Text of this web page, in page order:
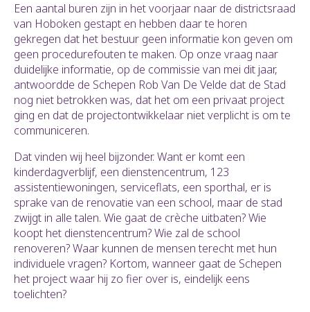
Een aantal buren zijn in het voorjaar naar de districtsraad
van Hoboken gestapt en hebben daar te horen
gekregen dat het bestuur geen informatie kon geven om
geen procedurefouten te maken. Op onze vraag naar
duidelijke informatie, op de commissie van mei dit jaar,
antwoordde de Schepen Rob Van De Velde dat de Stad
nog niet betrokken was, dat het om een privaat project
ging en dat de projectontwikkelaar niet verplicht is om te
communiceren.
Dat vinden wij heel bijzonder. Want er komt een
kinderdagverblijf, een dienstencentrum, 123
assistentiewoningen, serviceflats, een sporthal, er is
sprake van de renovatie van een school, maar de stad
zwijgt in alle talen. Wie gaat de crèche uitbaten? Wie
koopt het dienstencentrum? Wie zal de school
renoveren? Waar kunnen de mensen terecht met hun
individuele vragen? Kortom, wanneer gaat de Schepen
het project waar hij zo fier over is, eindelijk eens
toelichten?